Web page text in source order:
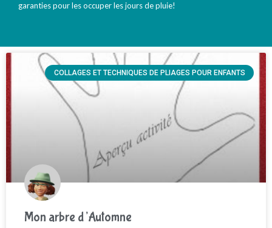
garanties pour les occuper les jours de pluie!
COLLAGES ET TECHNIQUES DE PLIAGES POUR ENFANTS
Mon arbre d’Automne